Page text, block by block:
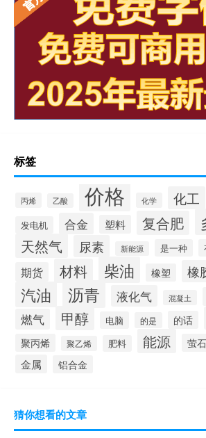
标签
丙烯 乙酸 价格 化学 化工
发电机 合金 塑料 复合肥
天然气 尿素 新能源 是一种
期货 材料 柴油 橡塑 橡
汽油 沥青 液化气 混凝土
燃气 甲醇 电脑 的是 的话
聚丙烯 聚乙烯 肥料 能源 萤石
金属 铝合金
猜你想看的文章